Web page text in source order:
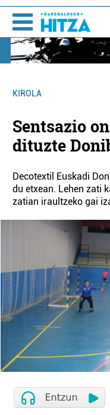
KIROLA
Sentsazio
dituzte
Decotextil Euskadi
du etxean. Lehen zati
zatian iraultzeko gai